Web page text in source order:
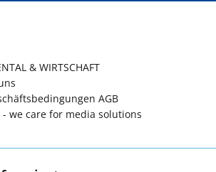
& WIRTSCHAFT
AGB
we care for media solutions